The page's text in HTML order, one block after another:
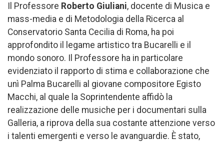
Il Professore Roberto Giuliani, docente di Musica e
mass-media e di Metodologia della Ricerca al
Conservatorio Santa Cecilia di Roma, ha poi
approfondito il legame artistico tra Bucarelli e il
mondo sonoro. Il Professore ha in particolare
evidenziato il rapporto di stima e collaborazione che
unì Palma Bucarelli al giovane compositore Egisto
Macchi, al quale la Soprintendente affidò la
realizzazione delle musiche per i documentari sulla
Galleria, a riprova della sua costante attenzione verso
i talenti emergenti e verso le avanguardie. È stato,